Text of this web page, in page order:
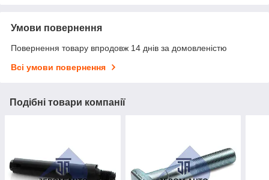
Умови повернення
Повернення товару впродовж 14 днів за домовленістю
Всі умови повернення
Подібні товари компанії